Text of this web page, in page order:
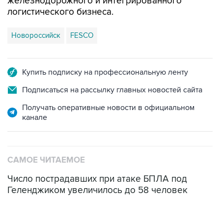
логистического бизнеса.
Новороссийск FESCO
Купить подписку на профессиональную ленту
Подписаться на рассылку главных новостей сайта
Получать оперативные новости в официальном
канале
САМОЕ ЧИТАЕМОЕ
Число пострадавших при атаке БПЛА под
Геленджиком увеличилось до 58 человек